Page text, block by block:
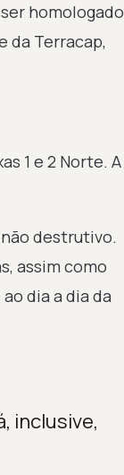
homologado
da Terracap,
1 e 2 Norte. A
destrutivo.
assim como
dia a dia da
inclusive,